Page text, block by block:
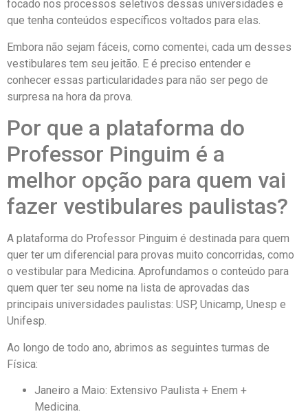
focado nos processos seletivos dessas universidades e
que tenha conteúdos específicos voltados para elas.
Embora não sejam fáceis, como comentei, cada um desses
vestibulares tem seu jeitão. E é preciso entender e
conhecer essas particularidades para não ser pego de
surpresa na hora da prova.
Por que a plataforma do
Professor Pinguim é a
melhor opção para quem vai
fazer vestibulares paulistas?
A plataforma do Professor Pinguim é destinada para quem
quer ter um diferencial para provas muito concorridas, como
o vestibular para Medicina. Aprofundamos o conteúdo para
quem quer ter seu nome na lista de aprovadas das
principais universidades paulistas: USP, Unicamp, Unesp e
Unifesp.
Ao longo de todo ano, abrimos as seguintes turmas de
Física:
Janeiro a Maio: Extensivo Paulista + Enem +
Medicina.